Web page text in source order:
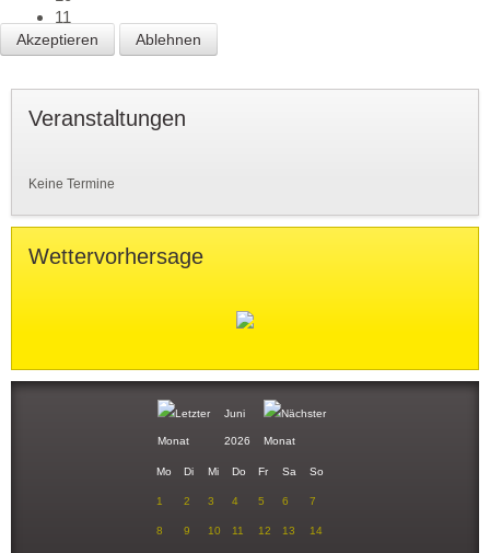
11
12
Veranstaltungen
Keine Termine
Wettervorhersage
Juni
2026
Mo Di Mi Do Fr Sa So
1 2 3 4 5 6 7
8 9 10 11 12 13 14
Akzeptieren Ablehnen